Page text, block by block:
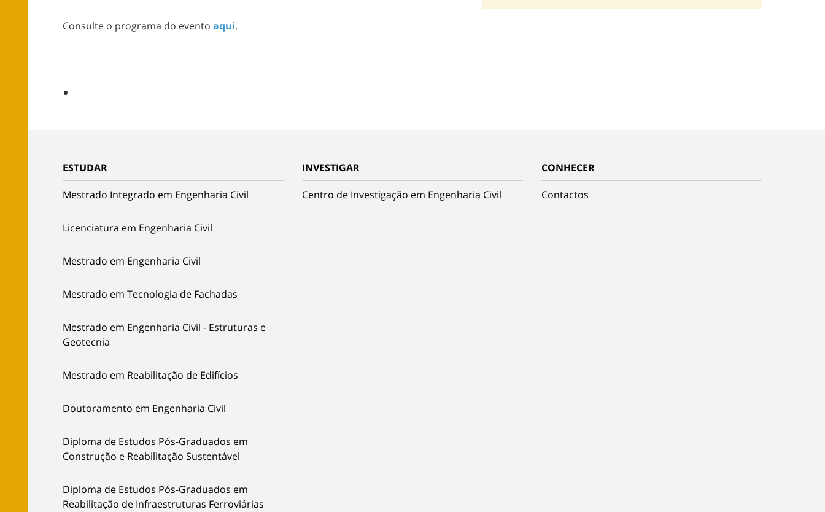
Consulte o programa do evento aqui.
ESTUDAR
Mestrado Integrado em Engenharia Civil
Licenciatura em Engenharia Civil
Mestrado em Engenharia Civil
Mestrado em Tecnologia de Fachadas
Mestrado em Engenharia Civil - Estruturas e
Geotecnia
Mestrado em Reabilitação de Edifícios
Doutoramento em Engenharia Civil
Diploma de Estudos Pós-Graduados em
Construção e Reabilitação Sustentável
Diploma de Estudos Pós-Graduados em
Reabilitação de Infraestruturas Ferroviárias
INVESTIGAR
Centro de Investigação em Engenharia Civil
CONHECER
Contactos